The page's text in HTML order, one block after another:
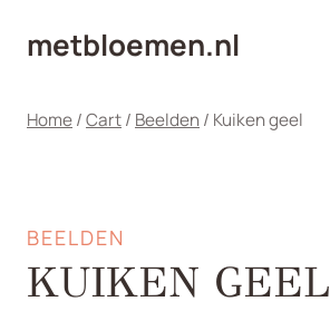
naarmetbloemen.nl
Home/Cart/ Beelden/ Kuiken geel
BEELDEN
KUIKEN GEEL